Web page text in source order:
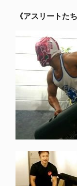
《アスリートた